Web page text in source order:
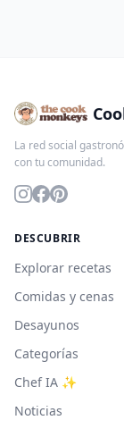
La red social
con tu comunidad.
DESCUBRIR
Explorar recetas
Comidas y cenas
Desayunos
Categorías
Chef IA ✨
Noticias